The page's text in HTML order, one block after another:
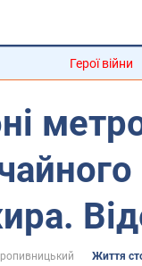
Герої війни
Життя